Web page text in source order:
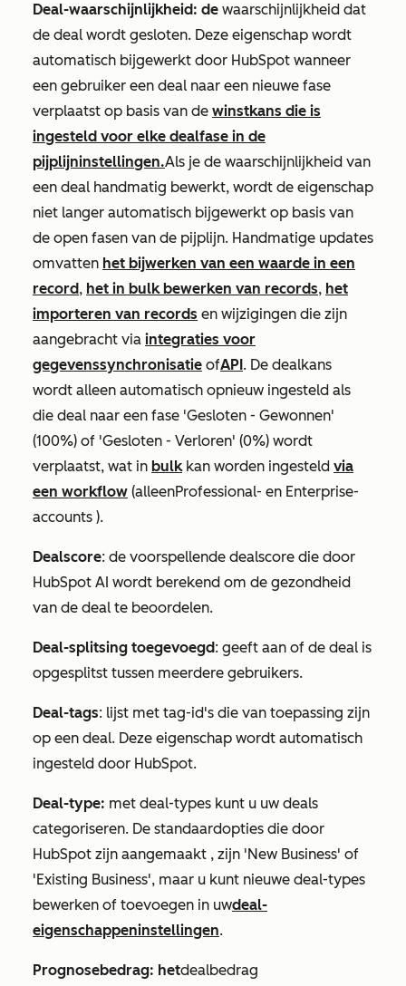
Deal-waarschijnlijkheid: de waarschijnlijkheid dat
de deal wordt gesloten. Deze eigenschap wordt
automatisch bijgewerkt door HubSpot wanneer
een gebruiker een deal naar een nieuwe fase
verplaatst op basis van de winstkans die is
ingesteld voor elke dealfase in de
pijplijninstellingen.Als je de waarschijnlijkheid van
een deal handmatig bewerkt, wordt de eigenschap
niet langer automatisch bijgewerkt op basis van
de open fasen van de pijplijn. Handmatige updates
omvatten het bijwerken van een waarde in een
record, het in bulk bewerken van records, het
importeren van records en wijzigingen die zijn
aangebracht via integraties voor
gegevenssynchronisatie ofAPI . De dealkans
wordt alleen automatisch opnieuw ingesteld als
die deal naar een fase 'Gesloten - Gewonnen'
(100%) of 'Gesloten - Verloren' (0%) wordt
verplaatst, wat in bulkkan worden ingesteld via
een workflow (alleenProfessional- en Enterprise-
accounts ).
Dealscore: de voorspellende dealscore die door
HubSpot AI wordt berekend om de gezondheid
van de deal te beoordelen.
Deal-splitsing toegevoegd: geeft aan of de deal is
opgesplitst tussen meerdere gebruikers.
Deal-tags: lijst met tag-id's die van toepassing zijn
op een deal. Deze eigenschap wordt automatisch
ingesteld door HubSpot.
Deal-type: met deal-types kunt u uw deals
categoriseren. De standaardopties die door
HubSpot zijn aangemaakt , zijn 'New Business' of
'Existing Business', maar u kunt nieuwe deal-types
bewerken of toevoegen in uwdeal-
eigenschappeninstellingen.
Prognosebedrag: hetdealbedrag